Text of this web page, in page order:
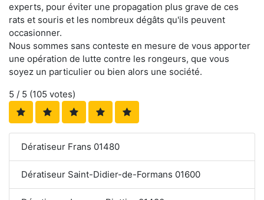
experts, pour éviter une propagation plus grave de ces
rats et souris et les nombreux dégâts qu'ils peuvent
occasionner.
Nous sommes sans conteste en mesure de vous apporter
une opération de lutte contre les rongeurs, que vous
soyez un particulier ou bien alors une société.
5 / 5 (105 votes)
Dératiseur Frans 01480
Dératiseur Saint-Didier-de-Formans 01600